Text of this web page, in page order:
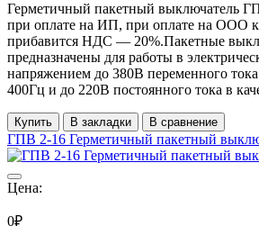
Герметичный пакетный выключатель
при оплате на ИП, при оплате на ООО к
прибавится НДС ― 20%.Пакетные
предназначены для работы в
напряжением до 380В переменного
400Гц и до 220В постоянного тока в
Купить В закладки В сравнение
ГПВ 2-16 Герметичный пакетный
Цена:
0₽